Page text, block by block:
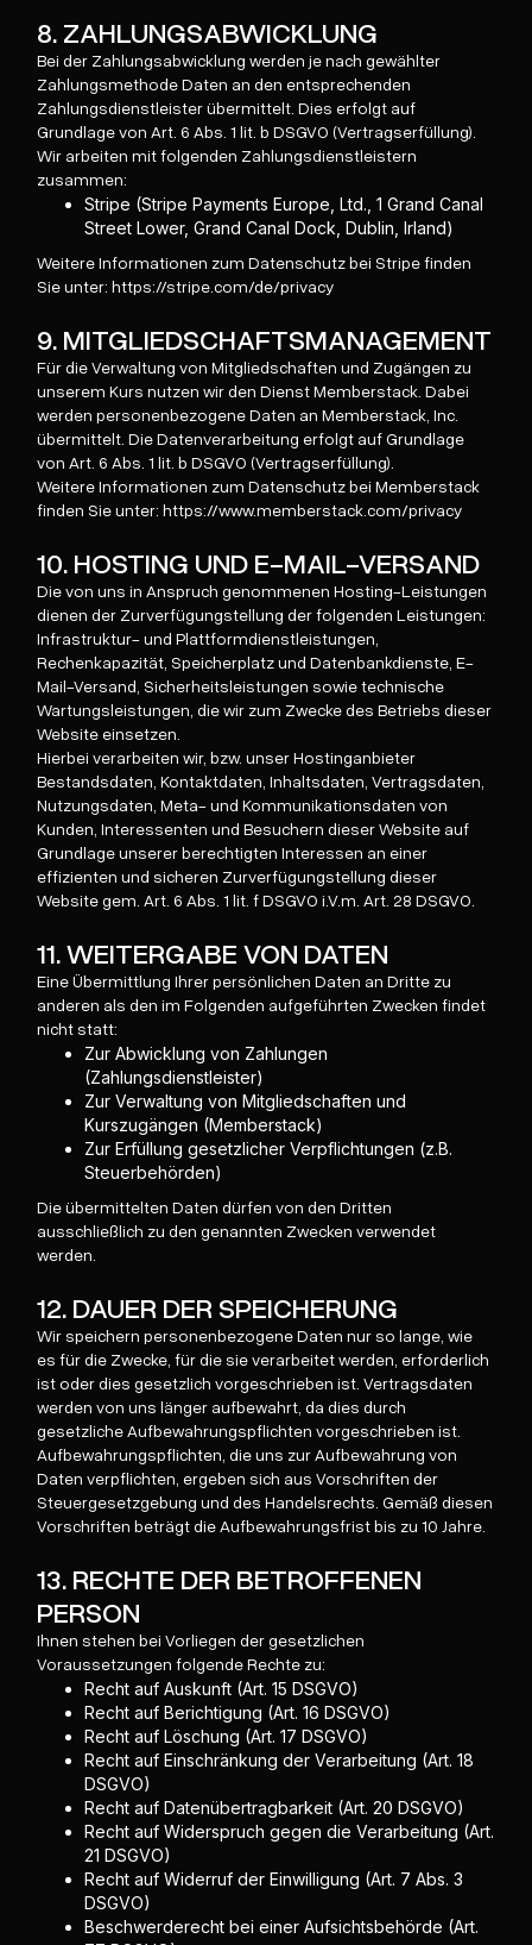
8. ZAHLUNGSABWICKLUNG
Bei der Zahlungsabwicklung werden je nach gewählter
Zahlungsmethode Daten an den entsprechenden
Zahlungsdienstleister übermittelt. Dies erfolgt auf
Grundlage von Art. 6 Abs. 1 lit. b DSGVO (Vertragserfüllung).
Wir arbeiten mit folgenden Zahlungsdienstleistern
zusammen:
Stripe (Stripe Payments Europe, Ltd., 1 Grand Canal
Street Lower, Grand Canal Dock, Dublin, Irland)
Weitere Informationen zum Datenschutz bei Stripe finden
Sie unter: https://stripe.com/de/privacy
9. MITGLIEDSCHAFTSMANAGEMENT
Für die Verwaltung von Mitgliedschaften und Zugängen zu
unserem Kurs nutzen wir den Dienst Memberstack. Dabei
werden personenbezogene Daten an Memberstack, Inc.
übermittelt. Die Datenverarbeitung erfolgt auf Grundlage
von Art. 6 Abs. 1 lit. b DSGVO (Vertragserfüllung).
Weitere Informationen zum Datenschutz bei Memberstack
finden Sie unter: https://www.memberstack.com/privacy
10. HOSTING UND E-MAIL-VERSAND
Die von uns in Anspruch genommenen Hosting-Leistungen
dienen der Zurverfügungstellung der folgenden Leistungen:
Infrastruktur- und Plattformdienstleistungen,
Rechenkapazität, Speicherplatz und Datenbankdienste, E-
Mail-Versand, Sicherheitsleistungen sowie technische
Wartungsleistungen, die wir zum Zwecke des Betriebs dieser
Website einsetzen.
Hierbei verarbeiten wir, bzw. unser Hostinganbieter
Bestandsdaten, Kontaktdaten, Inhaltsdaten, Vertragsdaten,
Nutzungsdaten, Meta- und Kommunikationsdaten von
Kunden, Interessenten und Besuchern dieser Website auf
Grundlage unserer berechtigten Interessen an einer
effizienten und sicheren Zurverfügungstellung dieser
Website gem. Art. 6 Abs. 1 lit. f DSGVO i.V.m. Art. 28 DSGVO.
11. WEITERGABE VON DATEN
Eine Übermittlung Ihrer persönlichen Daten an Dritte zu
anderen als den im Folgenden aufgeführten Zwecken findet
nicht statt:
Zur Abwicklung von Zahlungen
(Zahlungsdienstleister)
Zur Verwaltung von Mitgliedschaften und
Kurszugängen (Memberstack)
Zur Erfüllung gesetzlicher Verpflichtungen (z.B.
Steuerbehörden)
Die übermittelten Daten dürfen von den Dritten
ausschließlich zu den genannten Zwecken verwendet
werden.
12. DAUER DER SPEICHERUNG
Wir speichern personenbezogene Daten nur so lange, wie
es für die Zwecke, für die sie verarbeitet werden, erforderlich
ist oder dies gesetzlich vorgeschrieben ist. Vertragsdaten
werden von uns länger aufbewahrt, da dies durch
gesetzliche Aufbewahrungspflichten vorgeschrieben ist.
Aufbewahrungspflichten, die uns zur Aufbewahrung von
Daten verpflichten, ergeben sich aus Vorschriften der
Steuergesetzgebung und des Handelsrechts. Gemäß diesen
Vorschriften beträgt die Aufbewahrungsfrist bis zu 10 Jahre.
13. RECHTE DER BETROFFENEN
PERSON
Ihnen stehen bei Vorliegen der gesetzlichen
Voraussetzungen folgende Rechte zu:
Recht auf Auskunft (Art. 15 DSGVO)
Recht auf Berichtigung (Art. 16 DSGVO)
Recht auf Löschung (Art. 17 DSGVO)
Recht auf Einschränkung der Verarbeitung (Art. 18
DSGVO)
Recht auf Datenübertragbarkeit (Art. 20 DSGVO)
Recht auf Widerspruch gegen die Verarbeitung (Art.
21 DSGVO)
Recht auf Widerruf der Einwilligung (Art. 7 Abs. 3
DSGVO)
Beschwerderecht bei einer Aufsichtsbehörde (Art.